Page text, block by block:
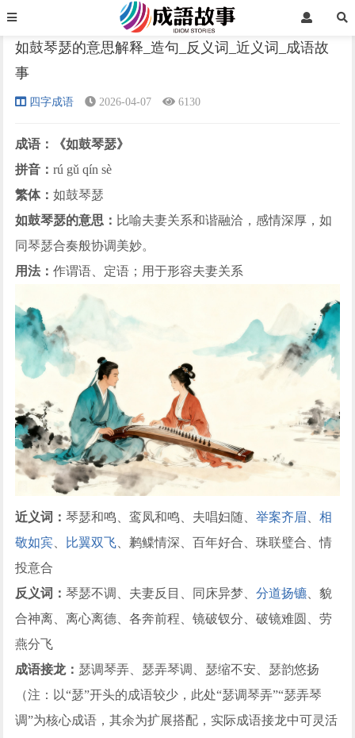
正文
如鼓琴瑟的意思解释_造句_反义词_近义词_成语故
事
四字成语 2026-04-07 6130
成语：《如鼓琴瑟》
拼音：rú gǔ qín sè
繁体：如鼓琴瑟
如鼓琴瑟的意思： 比喻夫妻关系和谐融洽，感情深厚，如
同琴瑟合奏般协调美妙。
用法：作谓语、定语；用于形容夫妻关系
近义词：琴瑟和鸣、鸾凤和鸣、夫唱妇随、举案齐眉 、相
敬如宾
比翼双飞 、鹣鲽情深、百年好合、珠联璧合、情
投意合
反义词：琴瑟不调、夫妻反目、同床异梦、分道扬镳 、貌
合神离、离心离德、各奔前程、镜破钗分、破镜难圆、劳
燕分飞
成语接龙： 瑟调琴弄、瑟弄琴调、瑟缩不安、瑟韵悠扬
（注：以“瑟”开头的成语较少，此处“瑟调琴弄”“瑟弄琴
调”为核心成语，其余为扩展搭配，实际成语接龙中可灵活